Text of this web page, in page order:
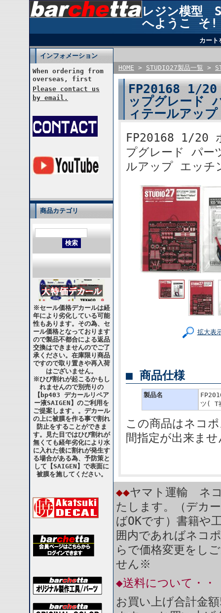
レジン模型
へようこ そ!
カート
インフォメーション
When ordering from
overseas, first
Please contact us
by email.
商品カテゴリ
※セール価格デカールは経
年により劣化している可能
性もあります。その為、セ
ール価格となっております
ので製品不都合による返品
交換はできませんのでご了
承ください。在庫限り商品
ですので取り置きや再入荷
はございません。
※ひび割れが起こるかもし
れませんので別売りの
【bp403 デカールリペア
ー液SAIGEN】のご利用を
ご提案します。。デカール
の上に被膜を作る事で割れ
防止をすることができま
す。見た目ではひび割れが
無くても経年劣化により水
に入れた後に割れが発生す
る場合がある為、予防策と
して【SAIGEN】で表面に
被膜を施してください。
HOME > STUDIO27製品一覧 >
FP20168 1/
ップグレード
ィテールアッ
FP20168 1/20
プグレード パ
ルアップ エッチ
拡大表
■ 商品仕様
製品名
ツ( T
この商品はネコ
間指定が出来ま
◆◆ヤマト運輸 ネ
たします。（デカ
ばOKです）書籍や
囲内であればネコ
らで価格変更をし
せん※
◆送料について・・
お買い上げ合計金